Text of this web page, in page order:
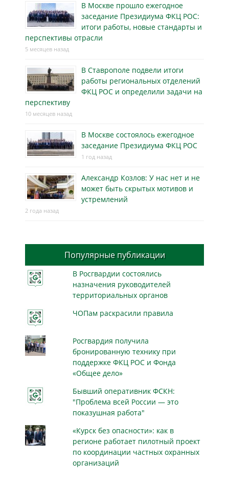
В Москве прошло ежегодное
заседание Президиума ФКЦ РОС:
итоги работы, новые стандарты и
перспективы отрасли
5 месяцев назад
В Ставрополе подвели итоги
работы региональных отделений
ФКЦ РОС и определили задачи на
перспективу
10 месяцев назад
В Москве состоялось ежегодное
заседание Президиума ФКЦ РОС
1 год назад
Александр Козлов: У нас нет и не
может быть скрытых мотивов и
устремлений
2 года назад
Популярные публикации
В Росгвардии состоялись
назначения руководителей
территориальных органов
ЧОПам раскрасили правила
Росгвардия получила
бронированную технику при
поддержке ФКЦ РОС и Фонда
«Общее дело»
Бывший оперативник ФСКН:
"Проблема всей России — это
показушная работа"
«Курск без опасности»: как в
регионе работает пилотный проект
по координации частных охранных
организаций